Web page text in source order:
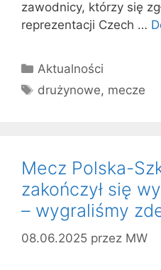
zawodnicy, którzy się
reprezentacji Czech …
Kategorie
Aktualności
Tagi
drużynowe, mecze
Mecz Polska-
zakończył się
– wygraliśmy
08.06.2025 przez MW